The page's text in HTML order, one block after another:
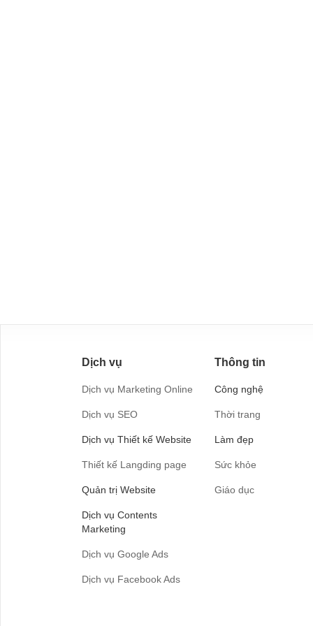
Dịch vụ
Dịch vụ Marketing Online
Dịch vụ SEO
Dịch vụ Thiết kế Website
Thiết kế Langding page
Quản trị Website
Dịch vụ Contents
Marketing
Dịch vụ Google Ads
Dịch vụ Facebook Ads
Thông tin
Công nghệ
Thời trang
Làm đẹp
Sức khỏe
Giáo dục